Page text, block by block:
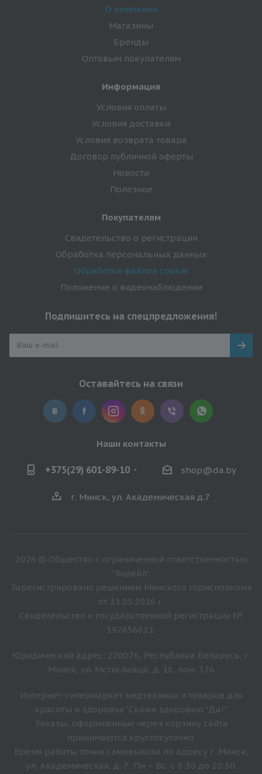
О компании
Магазины
Бренды
Оптовым покупателям
Информация
Условия оплаты
Условия доставки
Условия возврата товара
Договор публичной оферты
Новости
Полезное
Покупателям
Свидетельство о регистрации
Обработка персональных данных
Обработка файлов cookie
Положение о видеонаблюдении
Подпишитесь на спецпредложения!
Оставайтесь на связи
Наши контакты
+375(29) 601-89-10 shop@da.by
г. Минск, ул. Академическая д.7
2026 © Общество с ограниченной ответственностью
"Яндейл".
Зарегистрировано решением Минского горисполкома
от 31.05.2016 г.
Свидетельство о государственной регистрации №
192656821.
Юридический адрес: 220076, Республика Беларусь, г.
Минск, ул. Мстиславца, д. 18, пом. 376
Интернет-гипермаркет медтехники и товаров для
красоты и здоровья "Скажи здоровью "Да!".
Заказы, оформленные через корзину сайта
принимаются круглосуточно.
Время работы точки самовывоза по адресу г. Минск,
ул. Академическая, д. 7: Пн – Вс: с 8:30 до 20:30.